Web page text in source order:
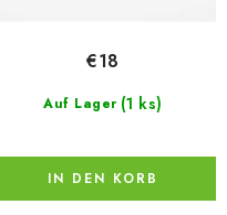
Auf Lager (1 ks)
€18
IN DEN KORB